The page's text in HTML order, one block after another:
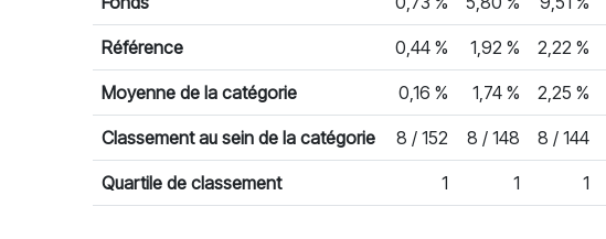
Référence 0,44 % 1,92 % 2,22 %
Moyenne de la catégorie 0,16 % 1,74 % 2,25 %
Classement au sein de la catégorie 8 / 152 8 / 148 8 / 144
Quartile de classement 1 1 1